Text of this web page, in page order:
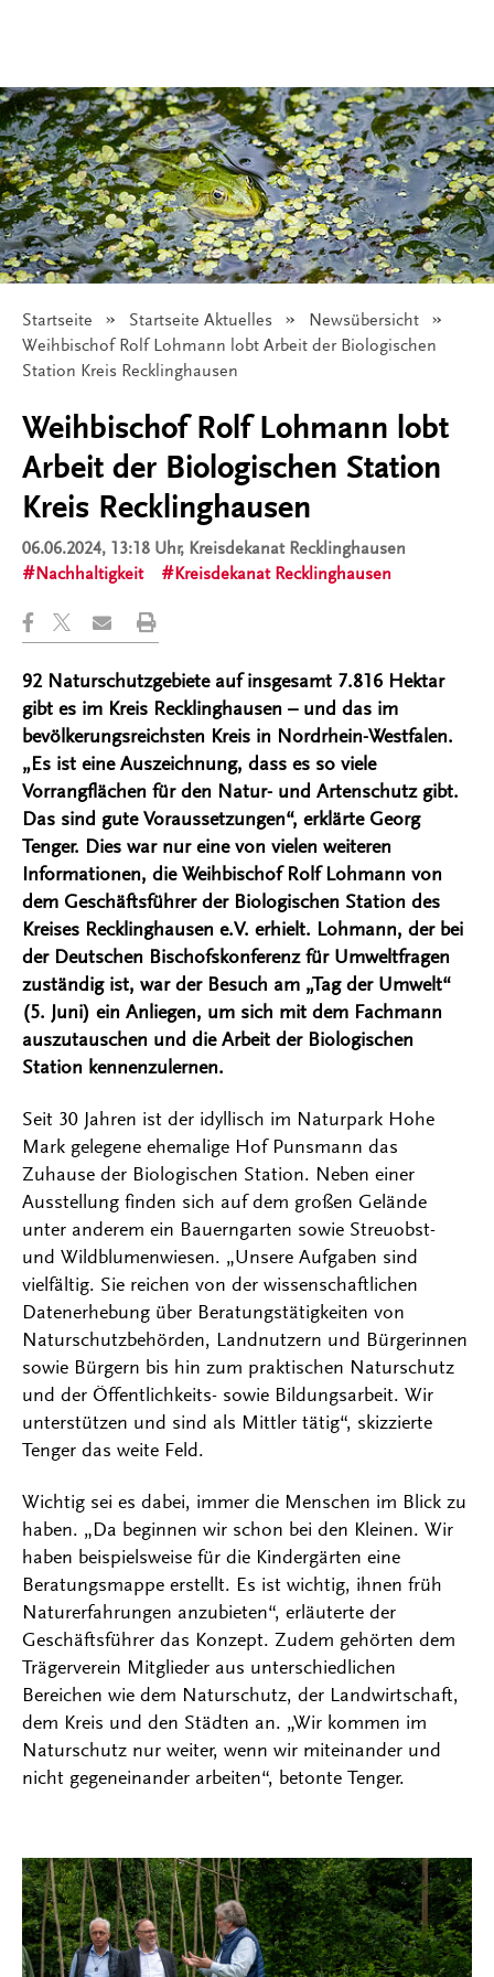
Startseite Startseite Aktuelles
Newsübersicht
Angezeigt:
Weihbischof Rolf Lohmann lobt Arbeit der Biologischen
Station Kreis Recklinghausen
Weihbischof Rolf Lohmann lobt
Arbeit der Biologischen Station
Kreis Recklinghausen
06.06.2024, 13:18 Uhr, Kreisdekanat Recklinghausen
Nachhaltigkeit
Kreisdekanat Recklinghausen
92 Naturschutzgebiete auf insgesamt 7.816 Hektar
gibt es im Kreis Recklinghausen – und das im
bevölkerungsreichsten Kreis in Nordrhein-Westfalen.
„Es ist eine Auszeichnung, dass es so viele
Vorrangflächen für den Natur- und Artenschutz gibt.
Das sind gute Voraussetzungen“, erklärte Georg
Tenger. Dies war nur eine von vielen weiteren
Informationen, die Weihbischof Rolf Lohmann von
dem Geschäftsführer der Biologischen Station des
Kreises Recklinghausen e.V. erhielt. Lohmann, der bei
der Deutschen Bischofskonferenz für Umweltfragen
zuständig ist, war der Besuch am „Tag der Umwelt“
(5. Juni) ein Anliegen, um sich mit dem Fachmann
auszutauschen und die Arbeit der Biologischen
Station kennenzulernen.
Seit 30 Jahren ist der idyllisch im Naturpark Hohe
Mark gelegene ehemalige Hof Punsmann das
Zuhause der Biologischen Station. Neben einer
Ausstellung finden sich auf dem großen Gelände
unter anderem ein Bauerngarten sowie Streuobst-
und Wildblumenwiesen. „Unsere Aufgaben sind
vielfältig. Sie reichen von der wissenschaftlichen
Datenerhebung über Beratungstätigkeiten von
Naturschutzbehörden, Landnutzern und Bürgerinnen
sowie Bürgern bis hin zum praktischen Naturschutz
und der Öffentlichkeits- sowie Bildungsarbeit. Wir
unterstützen und sind als Mittler tätig“, skizzierte
Tenger das weite Feld.
Wichtig sei es dabei, immer die Menschen im Blick zu
haben. „Da beginnen wir schon bei den Kleinen. Wir
haben beispielsweise für die Kindergärten eine
Beratungsmappe erstellt. Es ist wichtig, ihnen früh
Naturerfahrungen anzubieten“, erläuterte der
Geschäftsführer das Konzept. Zudem gehörten dem
Trägerverein Mitglieder aus unterschiedlichen
Bereichen wie dem Naturschutz, der Landwirtschaft,
dem Kreis und den Städten an. „Wir kommen im
Naturschutz nur weiter, wenn wir miteinander und
nicht gegeneinander arbeiten“, betonte Tenger.